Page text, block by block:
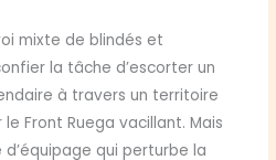
mixte de blindés et
la tâche d’escorter un
à travers un territoire
Front Ruega vacillant. Mais
qui perturbe la